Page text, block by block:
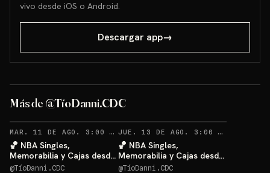
vivo desde iOS o Android.
Descargar app→
Más de @TíoDanni.CDC
MAR. 11 DE AGO. 3:00 AM · 62RECORDATORIOS
🏀 NBA Singles,
Memorabilia y Cajas desde
$20 🔥
@TíoDanni.CDC
JUE. 13 DE AGO. 3:00 AM
🏀 NBA Singles,
Memorabilia y Cajas desde
$20 🔥
@TíoDanni.CDC